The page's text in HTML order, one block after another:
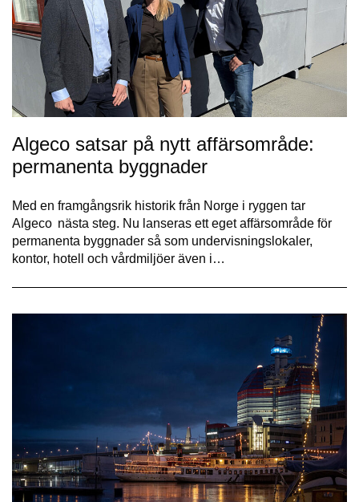
Algeco satsar på nytt affärsområde:
permanenta byggnader
Med en framgångsrik historik från Norge i ryggen tar
Algeco nästa steg. Nu lanseras ett eget affärsområde för
permanenta byggnader så som undervisningslokaler,
kontor, hotell och vårdmiljöer även i…